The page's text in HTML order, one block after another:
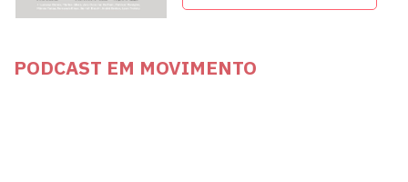
PODCAST EM MOVIMENTO